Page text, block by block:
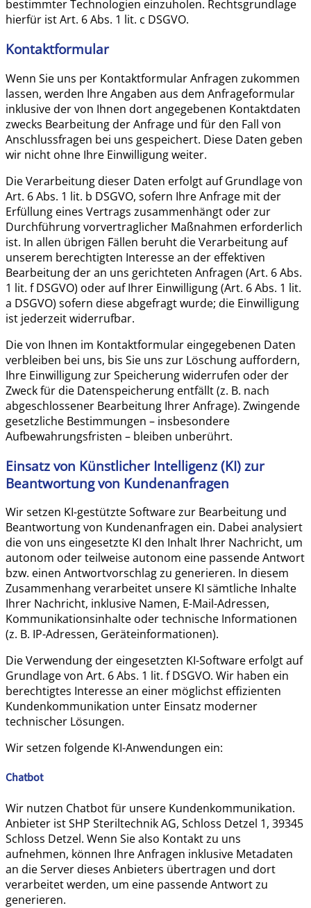
bestimmter Technologien einzuholen. Rechtsgrundlage
hierfür ist Art. 6 Abs. 1 lit. c DSGVO.
Kontaktformular
Wenn Sie uns per Kontaktformular Anfragen zukommen
lassen, werden Ihre Angaben aus dem Anfrageformular
inklusive der von Ihnen dort angegebenen Kontaktdaten
zwecks Bearbeitung der Anfrage und für den Fall von
Anschlussfragen bei uns gespeichert. Diese Daten geben
wir nicht ohne Ihre Einwilligung weiter.
Die Verarbeitung dieser Daten erfolgt auf Grundlage von
Art. 6 Abs. 1 lit. b DSGVO, sofern Ihre Anfrage mit der
Erfüllung eines Vertrags zusammenhängt oder zur
Durchführung vorvertraglicher Maßnahmen erforderlich
ist. In allen übrigen Fällen beruht die Verarbeitung auf
unserem berechtigten Interesse an der effektiven
Bearbeitung der an uns gerichteten Anfragen (Art. 6 Abs.
1 lit. f DSGVO) oder auf Ihrer Einwilligung (Art. 6 Abs. 1 lit.
a DSGVO) sofern diese abgefragt wurde; die Einwilligung
ist jederzeit widerrufbar.
Die von Ihnen im Kontaktformular eingegebenen Daten
verbleiben bei uns, bis Sie uns zur Löschung auffordern,
Ihre Einwilligung zur Speicherung widerrufen oder der
Zweck für die Datenspeicherung entfällt (z. B. nach
abgeschlossener Bearbeitung Ihrer Anfrage). Zwingende
gesetzliche Bestimmungen – insbesondere
Aufbewahrungsfristen – bleiben unberührt.
Einsatz von Künstlicher Intelligenz (KI) zur
Beantwortung von Kundenanfragen
Wir setzen KI-gestützte Software zur Bearbeitung und
Beantwortung von Kundenanfragen ein. Dabei analysiert
die von uns eingesetzte KI den Inhalt Ihrer Nachricht, um
autonom oder teilweise autonom eine passende Antwort
bzw. einen Antwortvorschlag zu generieren. In diesem
Zusammenhang verarbeitet unsere KI sämtliche Inhalte
Ihrer Nachricht, inklusive Namen, E-Mail-Adressen,
Kommunikationsinhalte oder technische Informationen
(z. B. IP-Adressen, Geräteinformationen).
Die Verwendung der eingesetzten KI-Software erfolgt auf
Grundlage von Art. 6 Abs. 1 lit. f DSGVO. Wir haben ein
berechtigtes Interesse an einer möglichst effizienten
Kundenkommunikation unter Einsatz moderner
technischer Lösungen.
Wir setzen folgende KI-Anwendungen ein:
Chatbot
Wir nutzen Chatbot für unsere Kundenkommunikation.
Anbieter ist SHP Steriltechnik AG, Schloss Detzel 1, 39345
Schloss Detzel. Wenn Sie also Kontakt zu uns
aufnehmen, können Ihre Anfragen inklusive Metadaten
an die Server dieses Anbieters übertragen und dort
verarbeitet werden, um eine passende Antwort zu
generieren.